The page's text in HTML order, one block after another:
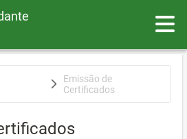
Emissão de
Certificados